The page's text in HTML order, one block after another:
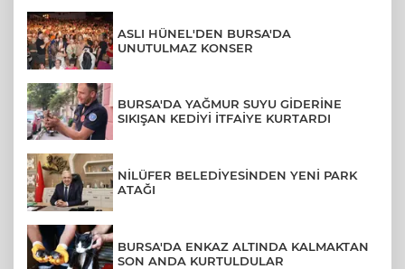
ASLI HÜNEL'DEN BURSA'DA
UNUTULMAZ KONSER
BURSA'DA YAĞMUR SUYU GİDERİNE
SIKIŞAN KEDİYİ İTFAİYE KURTARDI
NİLÜFER BELEDİYESİNDEN YENİ PARK
ATAĞI
BURSA'DA ENKAZ ALTINDA KALMAKTAN
SON ANDA KURTULDULAR